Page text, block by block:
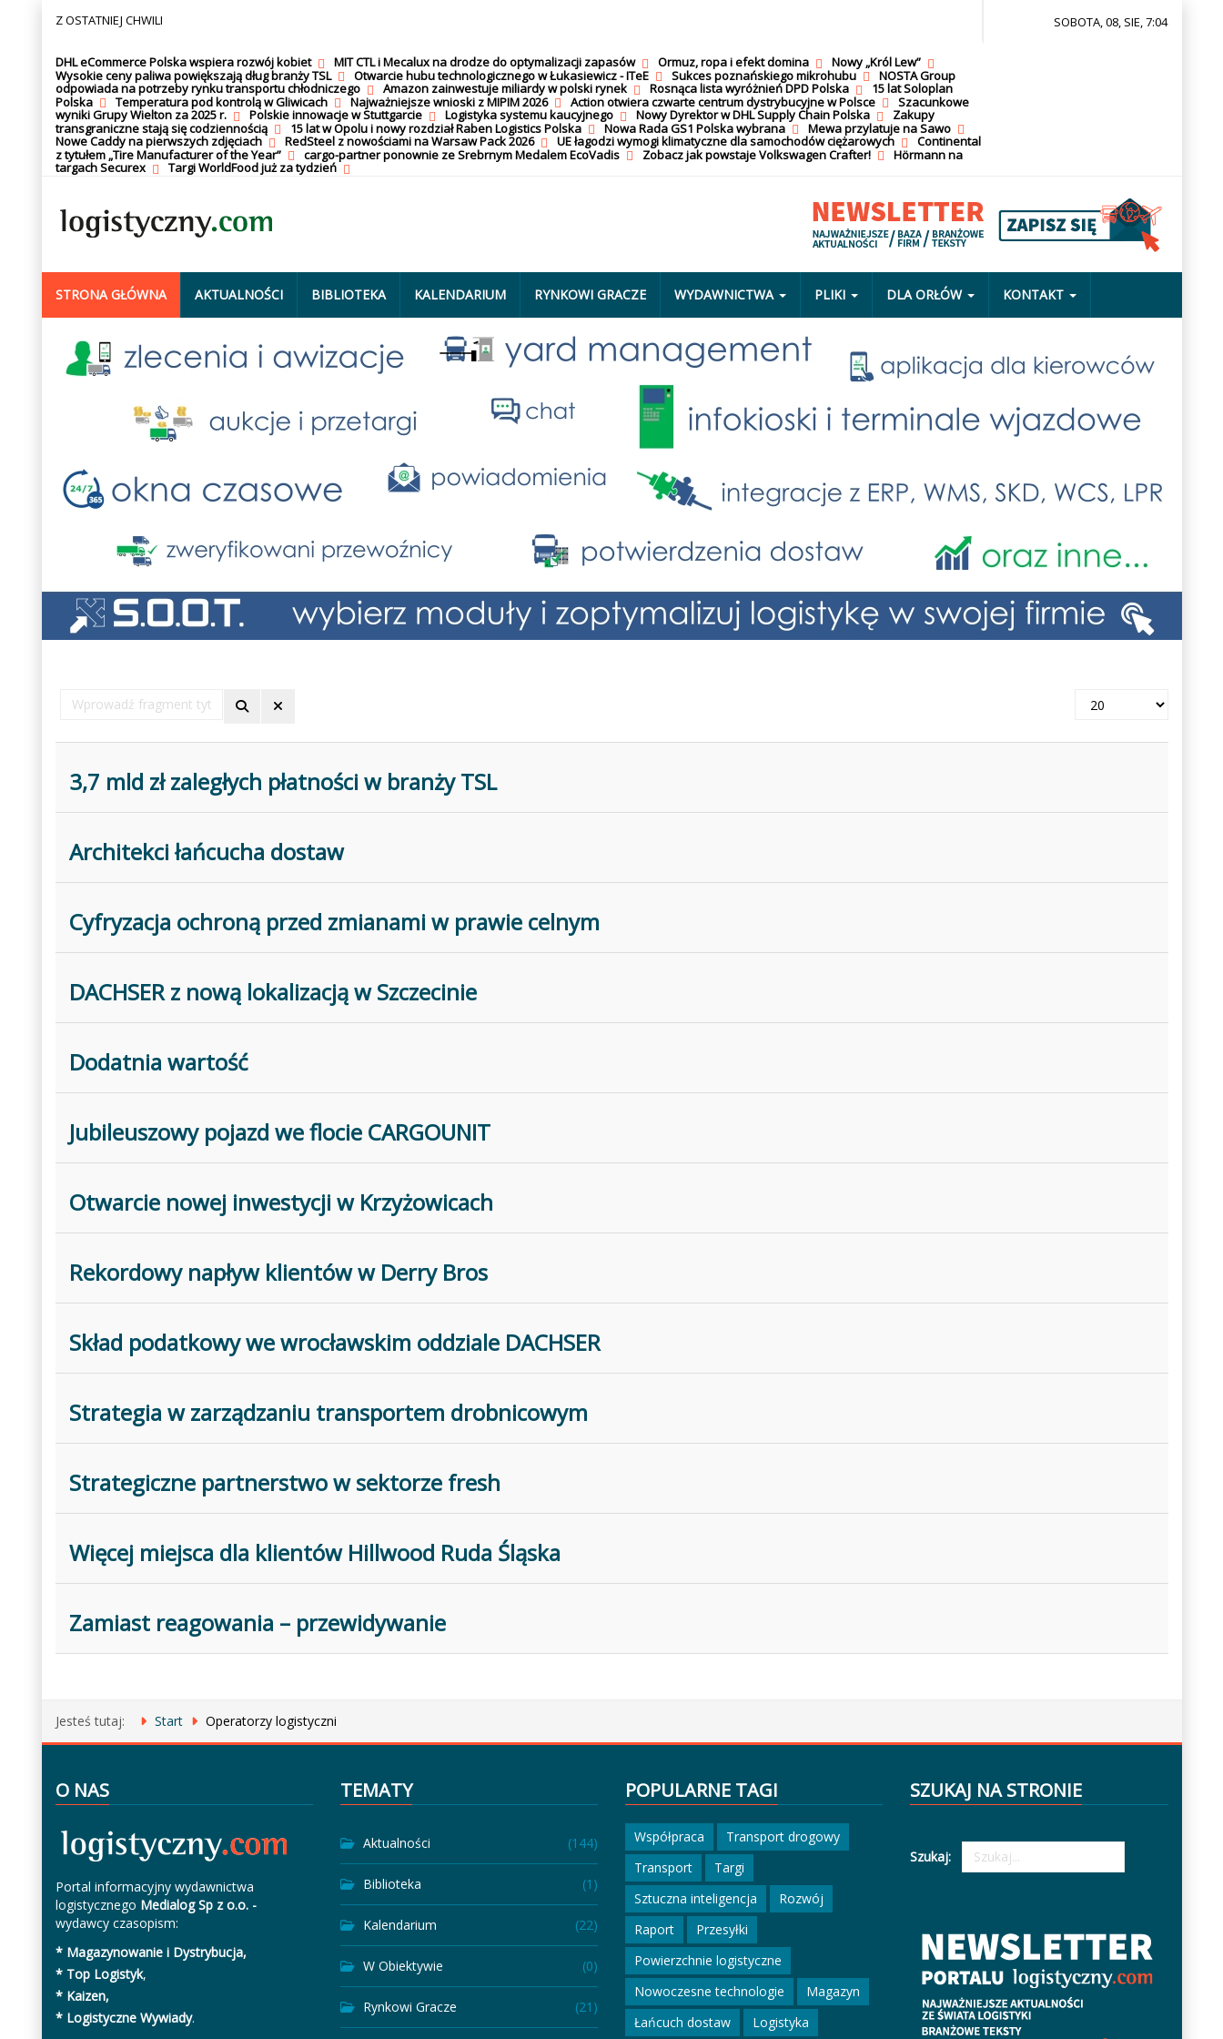
Z OSTATNIEJ CHWILI
DHL eCommerce Polska wspiera rozwój kobiet MIT CTL i Mecalux na drodze do optymalizacji zapasów Ormuz, ropa i efekt domina
Nowy „Król Lew”
Wysokie ceny paliwa powiększają dług branży TSL
Otwarcie hubu technologicznego w Łukasiewicz - ITeE Sukces poznańskiego mikrohubu
NOSTA Group
odpowiada na potrzeby rynku transportu chłodniczego
Amazon zainwestuje miliardy w polski rynek Rosnąca lista wyróżnień DPD Polska
15 lat Soloplan
Polska
Temperatura pod kontrolą w Gliwicach Najważniejsze wnioski z MIPIM 2026 Action otwiera czwarte centrum dystrybucyjne w Polsce
Szacunkowe
wyniki Grupy Wielton za 2025 r.
Polskie innowacje w Stuttgarcie Logistyka systemu kaucyjnego Nowy Dyrektor w DHL Supply Chain Polska
Zakupy
transgraniczne stają się codziennością
15 lat w Opolu i nowy rozdział Raben Logistics Polska Nowa Rada GS1 Polska wybrana
Mewa przylatuje na Sawo
Nowe Caddy na pierwszych zdjęciach
RedSteel z nowościami na Warsaw Pack 2026 UE łagodzi wymogi klimatyczne dla samochodów ciężarowych
Continental
z tytułem „Tire Manufacturer of the Year”
cargo-partner ponownie ze Srebrnym Medalem EcoVadis Zobacz jak powstaje Volkswagen Crafter!
Hörmann na
targach Securex
Targi WorldFood już za tydzień
SOBOTA, 08, SIE, 7:04
STRONA GŁÓWNA AKTUALNOŚCI BIBLIOTEKA KALENDARIUM RYNKOWI GRACZE WYDAWNICTWA PLIKI DLA ORŁÓW KONTAKT
Wprowadź
fragment
Pokaż
3,7 mld zł zaległych płatności w branży TSL
Architekci łańcucha dostaw
Cyfryzacja ochroną przed zmianami w prawie celnym
DACHSER z nową lokalizacją w Szczecinie
Dodatnia wartość
Jubileuszowy pojazd we flocie CARGOUNIT
Otwarcie nowej inwestycji w Krzyżowicach
Rekordowy napływ klientów w Derry Bros
Skład podatkowy we wrocławskim oddziale DACHSER
Strategia w zarządzaniu transportem drobnicowym
Strategiczne partnerstwo w sektorze fresh
Więcej miejsca dla klientów Hillwood Ruda Śląska
Zamiast reagowania – przewidywanie
Jesteś tutaj: Start Operatorzy logistyczni
O NAS
Portal informacyjny wydawnictwa
logistycznego Medialog Sp z o.o. -
wydawcy czasopism:
* Magazynowanie i Dystrybucja,
* Top Logistyk,
* Kaizen,
* Logistyczne Wywiady.
TEMATY
Aktualności (144)
Biblioteka (1)
Kalendarium (22)
W Obiektywie (0)
Rynkowi Gracze (21)
POPULARNE TAGI
Współpraca
Transport drogowy
Transport
Targi
Sztuczna inteligencja
Rozwój
Raport
Przesyłki
Powierzchnie logistyczne
Nowoczesne technologie
Magazyn
Łańcuch dostaw
Logistyka
SZUKAJ NA STRONIE
Szukaj: